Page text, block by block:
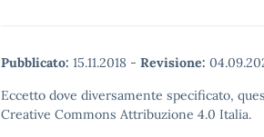
Pubblicato: 15.11.2018 - Revisione:
Eccetto dove diversamente specificato,
Creative Commons Attribuzione 4.0 Italia.